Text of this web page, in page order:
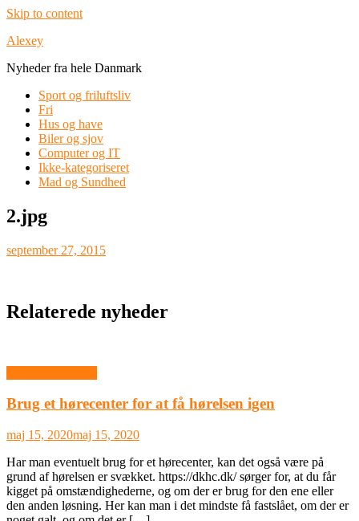
Skip to content
Alexey
Nyheder fra hele Danmark
Sport og friluftsliv
Fri
Hus og have
Biler og sjov
Computer og IT
Ikke-kategoriseret
Mad og Sundhed
2.jpg
september 27, 2015
Relaterede nyheder
Brug et hørecenter for at få hørelsen igen
maj 15, 2020maj 15, 2020
Har man eventuelt brug for et hørecenter, kan det også være på
grund af hørelsen er svækket. https://dkhc.dk/ sørger for, at du får
kigget på omstændighederne, og om der er brug for den ene eller
den anden løsning. Her kan man i det mindste få fastslået, om der er